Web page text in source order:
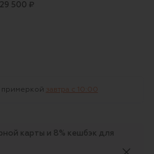
29 500 ₽
примеркой завтра c 10:00
карты и 8% кешбэк для